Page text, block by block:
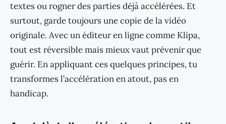
textes ou rogner des parties déjà accélérées. Et
surtout, garde toujours une copie de la vidéo
originale. Avec un éditeur en ligne comme Klipa,
tout est réversible mais mieux vaut prévenir que
guérir. En appliquant ces quelques principes, tu
transformes l’accélération en atout, pas en
handicap.